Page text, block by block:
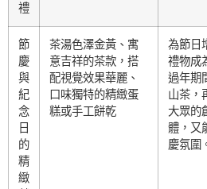
禮
節
慶
與
紀
念
日
的
精
緻
茶湯色澤金黃、寓
意吉祥的茶款，搭
配視覺效果華麗、
口味獨特的精緻蛋
糕或手工餅乾
為節日
禮物成
過年期
山茶，
大眾的
體，又
慶氛圍